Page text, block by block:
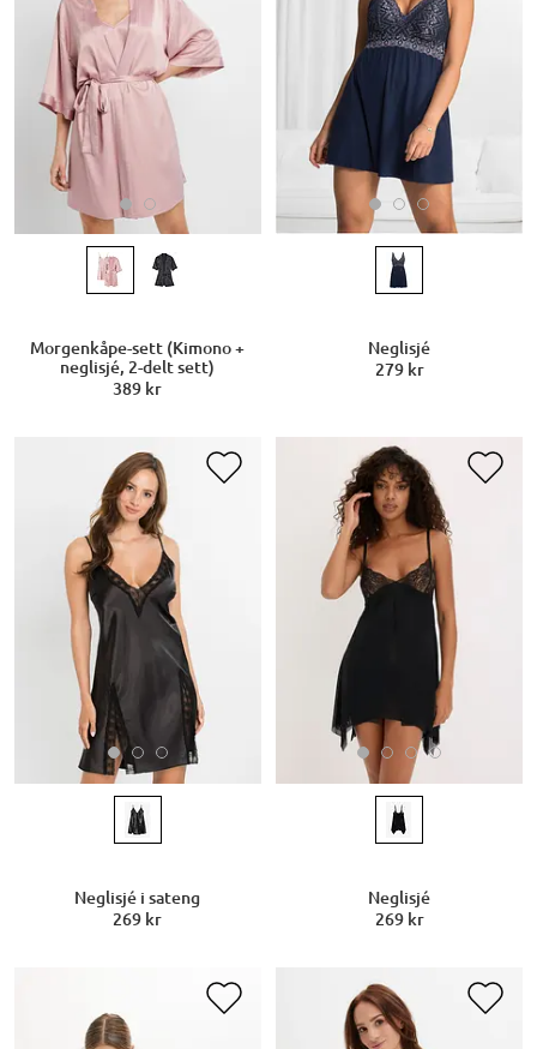
Morgenkåpe-sett (Kimono +
neglisjé, 2-delt sett)
389 kr
Neglisjé
279 kr
Neglisjé i sateng
269 kr
Neglisjé
269 kr